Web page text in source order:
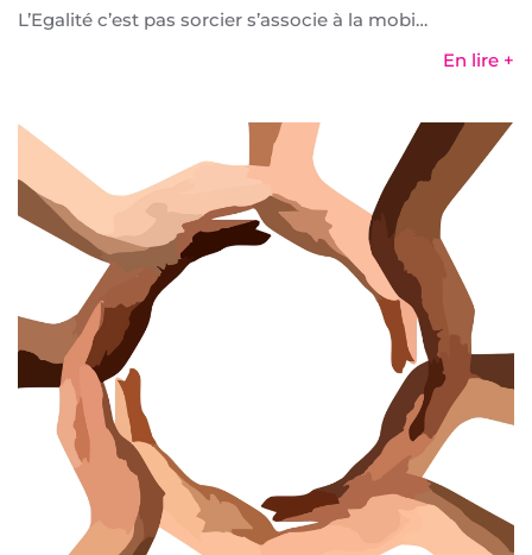
L’Egalité c’est pas sorcier s’associe à la mobi…
En lire +